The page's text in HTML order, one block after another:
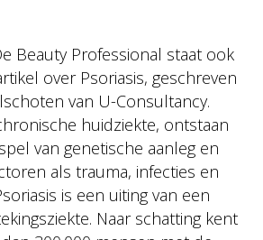
Beauty Professional staat ook
over Psoriasis, geschreven
van U-Consultancy.
huidziekte, ontstaan
van genetische aanleg en
als trauma, infecties en
is een uiting van een
Naar schatting kent